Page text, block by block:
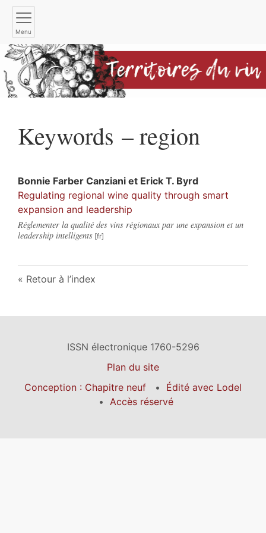
Menu
Keywords – region
Bonnie Farber Canziani et Erick T. Byrd
Regulating regional wine quality through smart
expansion and leadership
Réglementer la qualité des vins régionaux par une expansion et un
leadership intelligents
Retour à l’index
ISSN électronique 1760-5296
Plan du site
Conception : Chapitre neuf
Édité avec Lodel
Accès réservé